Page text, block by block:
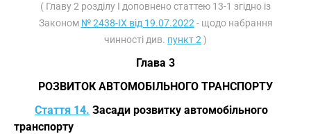
( Главу 2 розділу I доповнено статтею 13-1 згідно із
Законом № 2438-IX від 19.07.2022 - щодо набрання
чинності див. пункт 2 )
Глава 3
РОЗВИТОК АВТОМОБІЛЬНОГО ТРАНСПОРТУ
Стаття 14. Засади розвитку автомобільного
транспорту